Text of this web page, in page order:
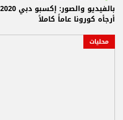
أرجأه كورونا عاماً كاملاً
محليات